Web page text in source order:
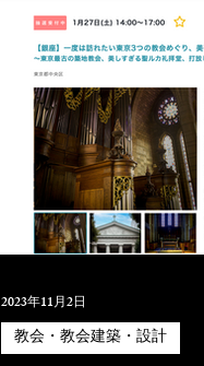
教会・教会建築・設計
2023年11月2日